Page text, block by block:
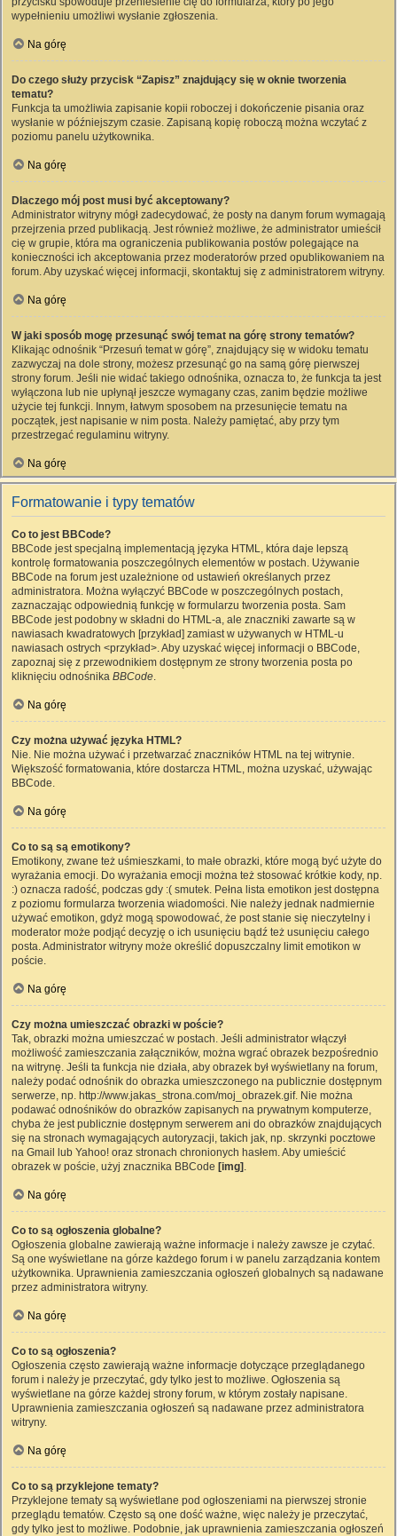
wypełnieniu umożliwi wysłanie zgłoszenia.
Na górę
Do czego służy przycisk “Zapisz” znajdujący się w oknie tworzenia
tematu?
Funkcja ta umożliwia zapisanie kopii roboczej i dokończenie pisania oraz
wysłanie w późniejszym czasie. Zapisaną kopię roboczą można wczytać z
poziomu panelu użytkownika.
Na górę
Dlaczego mój post musi być akceptowany?
Administrator witryny mógł zadecydować, że posty na danym forum wymagają
przejrzenia przed publikacją. Jest również możliwe, że administrator umieścił
cię w grupie, która ma ograniczenia publikowania postów polegające na
konieczności ich akceptowania przez moderatorów przed opublikowaniem na
forum. Aby uzyskać więcej informacji, skontaktuj się z administratorem witryny.
Na górę
W jaki sposób mogę przesunąć swój temat na górę strony tematów?
Klikając odnośnik “Przesuń temat w górę”, znajdujący się w widoku tematu
zazwyczaj na dole strony, możesz przesunąć go na samą górę pierwszej
strony forum. Jeśli nie widać takiego odnośnika, oznacza to, że funkcja ta jest
wyłączona lub nie upłynął jeszcze wymagany czas, zanim będzie możliwe
użycie tej funkcji. Innym, łatwym sposobem na przesunięcie tematu na
początek, jest napisanie w nim posta. Należy pamiętać, aby przy tym
przestrzegać regulaminu witryny.
Na górę
Formatowanie i typy tematów
Co to jest BBCode?
BBCode jest specjalną implementacją języka HTML, która daje lepszą
kontrolę formatowania poszczególnych elementów w postach. Używanie
BBCode na forum jest uzależnione od ustawień określanych przez
administratora. Można wyłączyć BBCode w poszczególnych postach,
zaznaczając odpowiednią funkcję w formularzu tworzenia posta. Sam
BBCode jest podobny w składni do HTML-a, ale znaczniki zawarte są w
nawiasach kwadratowych [przykład] zamiast w używanych w HTML-u
nawiasach ostrych <przykład>. Aby uzyskać więcej informacji o BBCode,
zapoznaj się z przewodnikiem dostępnym ze strony tworzenia posta po
kliknięciu odnośnika BBCode.
Na górę
Czy można używać języka HTML?
Nie. Nie można używać i przetwarzać znaczników HTML na tej witrynie.
Większość formatowania, które dostarcza HTML, można uzyskać, używając
BBCode.
Na górę
Co to są są emotikony?
Emotikony, zwane też uśmieszkami, to małe obrazki, które mogą być użyte do
wyrażania emocji. Do wyrażania emocji można też stosować krótkie kody, np.
:) oznacza radość, podczas gdy :( smutek. Pełna lista emotikon jest dostępna
z poziomu formularza tworzenia wiadomości. Nie należy jednak nadmiernie
używać emotikon, gdyż mogą spowodować, że post stanie się nieczytelny i
moderator może podjąć decyzję o ich usunięciu bądź też usunięciu całego
posta. Administrator witryny może określić dopuszczalny limit emotikon w
poście.
Na górę
Czy można umieszczać obrazki w poście?
Tak, obrazki można umieszczać w postach. Jeśli administrator włączył
możliwość zamieszczania załączników, można wgrać obrazek bezpośrednio
na witrynę. Jeśli ta funkcja nie działa, aby obrazek był wyświetlany na forum,
należy podać odnośnik do obrazka umieszczonego na publicznie dostępnym
serwerze, np. http://www.jakas_strona.com/moj_obrazek.gif. Nie można
podawać odnośników do obrazków zapisanych na prywatnym komputerze,
chyba że jest publicznie dostępnym serwerem ani do obrazków znajdujących
się na stronach wymagających autoryzacji, takich jak, np. skrzynki pocztowe
na Gmail lub Yahoo! oraz stronach chronionych hasłem. Aby umieścić
obrazek w poście, użyj znacznika BBCode [img] .
Na górę
Co to są ogłoszenia globalne?
Ogłoszenia globalne zawierają ważne informacje i należy zawsze je czytać.
Są one wyświetlane na górze każdego forum i w panelu zarządzania kontem
użytkownika. Uprawnienia zamieszczania ogłoszeń globalnych są nadawane
przez administratora witryny.
Na górę
Co to są ogłoszenia?
Ogłoszenia często zawierają ważne informacje dotyczące przeglądanego
forum i należy je przeczytać, gdy tylko jest to możliwe. Ogłoszenia są
wyświetlane na górze każdej strony forum, w którym zostały napisane.
Uprawnienia zamieszczania ogłoszeń są nadawane przez administratora
witryny.
Na górę
Co to są przyklejone tematy?
Przyklejone tematy są wyświetlane pod ogłoszeniami na pierwszej stronie
przeglądu tematów. Często są one dość ważne, więc należy je przeczytać,
gdy tylko jest to możliwe. Podobnie, jak uprawnienia zamieszczania ogłoszeń